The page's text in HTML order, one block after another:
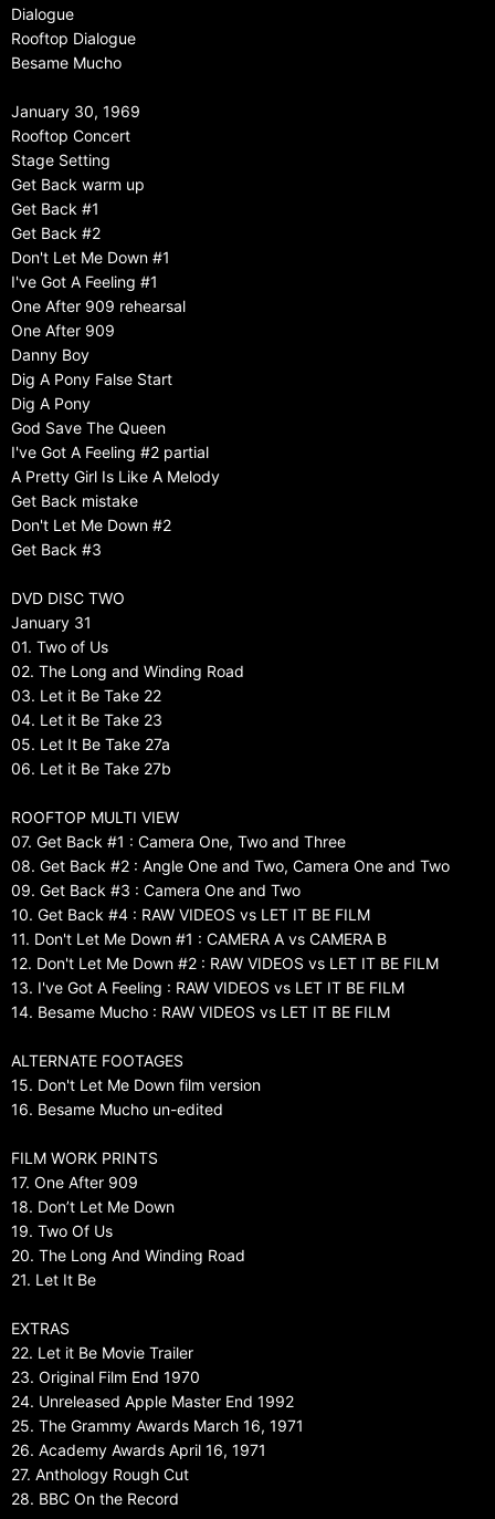
Dialogue
Rooftop Dialogue
Besame Mucho
January 30, 1969
Rooftop Concert
Stage Setting
Get Back warm up
Get Back #1
Get Back #2
Don't Let Me Down #1
I've Got A Feeling #1
One After 909 rehearsal
One After 909
Danny Boy
Dig A Pony False Start
Dig A Pony
God Save The Queen
I've Got A Feeling #2 partial
A Pretty Girl Is Like A Melody
Get Back mistake
Don't Let Me Down #2
Get Back #3
DVD DISC TWO
January 31
01. Two of Us
02. The Long and Winding Road
03. Let it Be Take 22
04. Let it Be Take 23
05. Let It Be Take 27a
06. Let it Be Take 27b
ROOFTOP MULTI VIEW
07. Get Back #1 : Camera One, Two and Three
08. Get Back #2 : Angle One and Two, Camera One and Two
09. Get Back #3 : Camera One and Two
10. Get Back #4 : RAW VIDEOS vs LET IT BE FILM
11. Don't Let Me Down #1 : CAMERA A vs CAMERA B
12. Don't Let Me Down #2 : RAW VIDEOS vs LET IT BE FILM
13. I've Got A Feeling : RAW VIDEOS vs LET IT BE FILM
14. Besame Mucho : RAW VIDEOS vs LET IT BE FILM
ALTERNATE FOOTAGES
15. Don't Let Me Down film version
16. Besame Mucho un-edited
FILM WORK PRINTS
17. One After 909
18. Don’t Let Me Down
19. Two Of Us
20. The Long And Winding Road
21. Let It Be
EXTRAS
22. Let it Be Movie Trailer
23. Original Film End 1970
24. Unreleased Apple Master End 1992
25. The Grammy Awards March 16, 1971
26. Academy Awards April 16, 1971
27. Anthology Rough Cut
28. BBC On the Record